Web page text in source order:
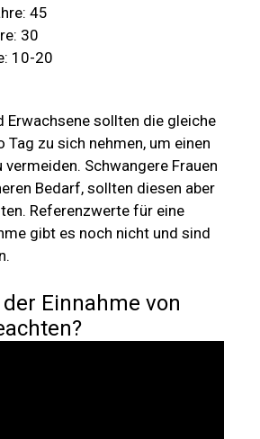
45
30
10-20
Erwachsene sollten die gleiche
Tag zu sich nehmen, um einen
vermeiden. Schwangere Frauen
Bedarf, sollten diesen aber
Referenzwerte für eine
gibt es noch nicht und sind
Einnahme von